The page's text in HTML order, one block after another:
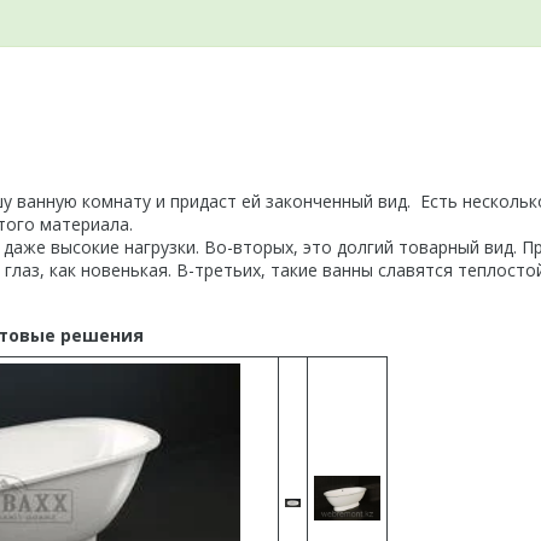
комнату и придаст ей законченный вид. Есть
материала.
высокие нагрузки. Во-вторых, это долгий товарный вид.
как новенькая. В-третьих, такие ванны славятся
решения